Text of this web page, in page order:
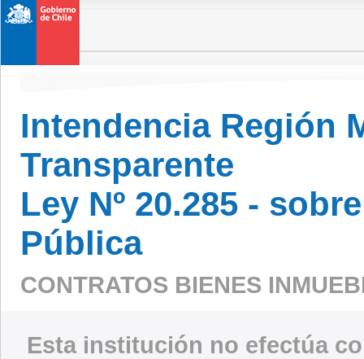
Intendencia Región
Transparente
Ley Nº 20.285 -
Pública
CONTRATOS BIENES
Esta institución no efectúa